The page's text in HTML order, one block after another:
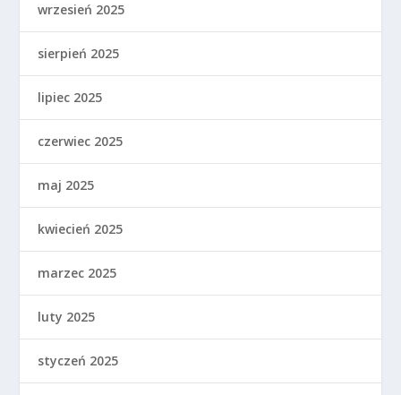
wrzesień 2025
sierpień 2025
lipiec 2025
czerwiec 2025
maj 2025
kwiecień 2025
marzec 2025
luty 2025
styczeń 2025